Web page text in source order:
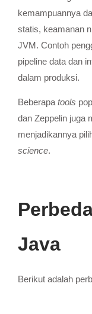
kemampuannya
statis, keamanan
JVM. Contoh
pipeline data dan
dalam produksi.
Beberapa tools
dan Zeppelin juga
menjadikannya
science.
Java
Berikut adalah